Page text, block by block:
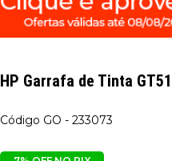
HP Garrafa de Tinta
GO - 233073